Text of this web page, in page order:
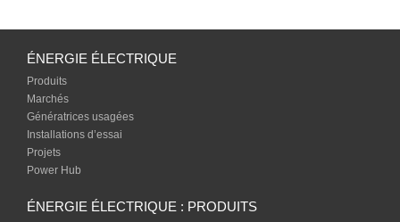
ÉNERGIE ÉLECTRIQUE
Produits
Marchés
Génératrices usagées
Installations d’essai
Projets
Power Hub
ÉNERGIE ÉLECTRIQUE : PRODUITS